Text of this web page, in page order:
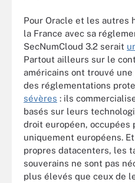
Pour Oracle et les autres
la France avec sa
SecNumCloud 3.2 serait
Partout ailleurs sur le
américains ont trouvé
des réglementations
sévères : ils
basés sur leurs
droit européen, occupées
uniquement européens.
propres datacenters, les
souverains ne sont pas
plus élevés que ceux de